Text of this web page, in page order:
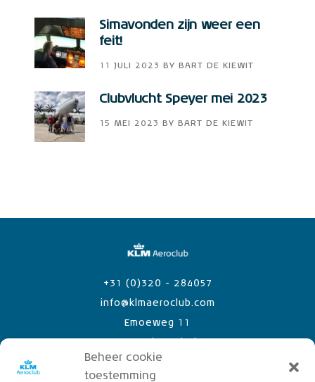
Beheer cookie
toestemming
Simavonden zijn weer een
feit!
11 JULI 2023 BY BART DE KIEWIT
Clubvlucht Speyer mei 2023
15 MEI 2023 BY BART DE KIEWIT
Emoeweg 11
info@klmaeroclub.com
+31 (0)320 - 284057